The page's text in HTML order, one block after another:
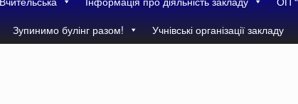
Зупинимо булінг разом! Учнівські організації закладу